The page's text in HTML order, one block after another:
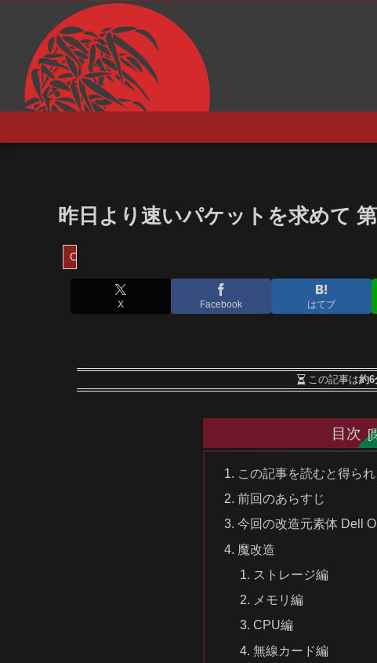
昨日より速いパケットを求めて
OpenWrt
X Facebook はてブ
この記事は約6
目次
この記事を読むと得られ
前回のあらすじ
今回の改造元素体 Dell
魔改造
ストレージ編
メモリ編
CPU編
無線カード編